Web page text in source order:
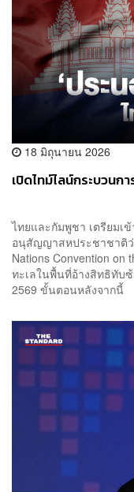
18 มิถุนายน 2026
เปิดไทม์ไลน์กระบวน
ไทยและกัมพูชา เตรียมเ
อนุสัญญาสหประชาชาติว่
Nations Convention on
ทะเลในพื้นที่อ้างสิทธิทั
2569 ขั้นตอนหลังจากนี้